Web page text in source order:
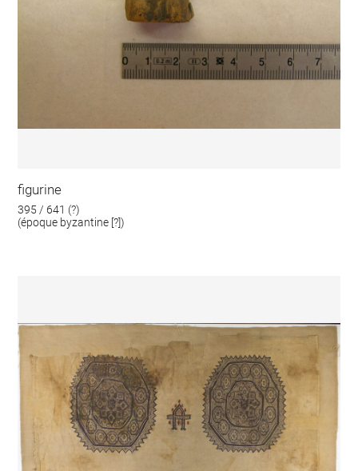
figurine
395 / 641 (?)
(époque byzantine [?])